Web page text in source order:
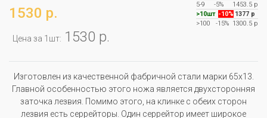
1530 р.
Цена за 1шт: 1530 р.
5-9
-5%
1453.5 р
>10шт -10% 1377 р
>100
-15% 1300.5 р
Изготовлен из качественной фабричной стали марки 65х13.
Главной особенностью этого ножа является двухсторонняя
заточка лезвия. Помимо этого, на клинке с обеих сторон
лезвия есть серрейторы. Один серрейтор имеет широкое